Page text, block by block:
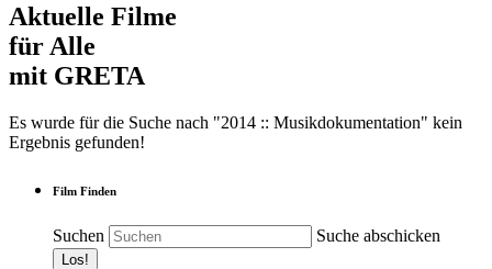
Aktuelle Filme
für Alle
mit GRETA
Es wurde für die Suche nach "2014 :: Musikdokumentation" kein
Ergebnis gefunden!
Film Finden
Suchen Suche abschicken